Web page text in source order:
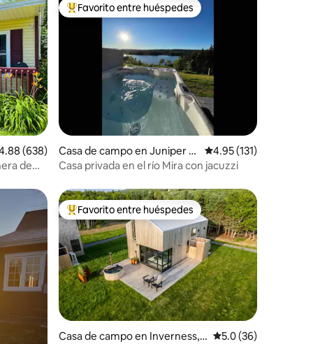
promedio: 4.88 de 5, 638 reseñas
(638)
de
Favorito entre huéspedes preferido
Favorito entre huéspedes
Casa de campo en Juniper M
ountain
Calificación promedio:
4.95 (131)
Casa privada en el río Mira con jacuzzi
Favorito entre huéspedes preferido
Favorito entre huéspedes
Casa de campo en Inverness, S Calificación
5.0 (36)